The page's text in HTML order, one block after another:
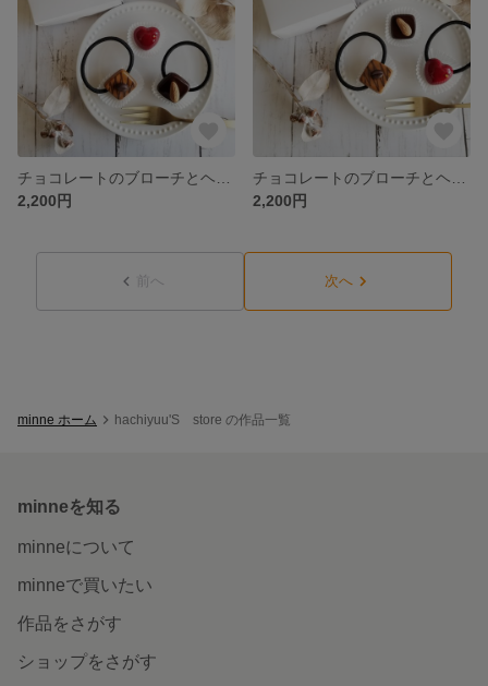
2,200円
2,200円
前へ 次へ
minne ホーム hachiyuu'S store の作品一覧
minneを知る
minneについて
minneで買いたい
作品をさがす
ショップをさがす